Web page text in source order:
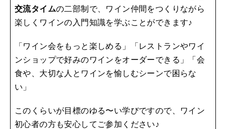
交流タイムの二部制で、ワイン仲間をつくりながら
楽しくワインの入門知識を学ぶことができます♪
「ワイン会をもっと楽しめる」「レストランやワイ
ンショップで好みのワインをオーダーできる」「会
食や、大切な人とワインを愉しむシーンで困らな
い」
このくらいが目標のゆる〜い学びですので、ワイン
初心者の方も安心してご参加ください♪